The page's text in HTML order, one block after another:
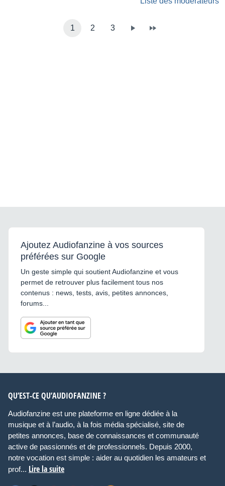
1 2 3
Ajoutez Audiofanzine à vos sources
préférées sur Google
Un geste simple qui soutient Audiofanzine et vous
permet de retrouver plus facilement tous nos
contenus : news, tests, avis, petites annonces,
forums...
QU’EST-CE QU’AUDIOFANZINE ?
Audiofanzine est une plateforme en ligne dédiée à la
musique et à l’audio, à la fois média spécialisé, site de
petites annonces, base de connaissances et communauté
active de passionnés et de professionnels. Depuis 2000,
notre vocation est simple : aider au quotidien les amateurs et
prof... Lire la suite